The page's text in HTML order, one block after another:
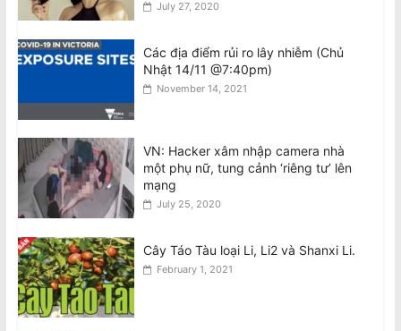
Hàm Hồ Bắt Nguồn Từ Sự Gian Dối Nội
August 8, 2026
Tân BCH CĐNVTD-VIC: Tóm Tắt Thư
Luật Sư Bằng Tiếng Việt
Ban Chấp Hành Chấp Thuận Kết Quả
Hòa Giải và Chương Trình Thực Hiện
Sau Cuộc Bầu Cử BCH 2026–30
July 27, 2020
Các địa điểm rủi ro lây nhiễm (Chủ
Nhật 14/11 @7:40pm)
November 14, 2021
VN: Hacker xâm nhập camera nhà
một phụ nữ, tung cảnh ‘riêng tư’ lên
mạng
July 25, 2020
Cây Táo Tàu loại Li, Li2 và Shanxi Li.
February 1, 2021